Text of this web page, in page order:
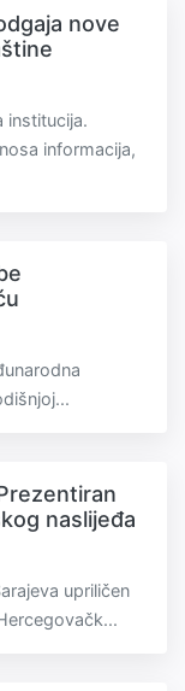
nove
institucija.
informacija,
naslijeđa
upriličen